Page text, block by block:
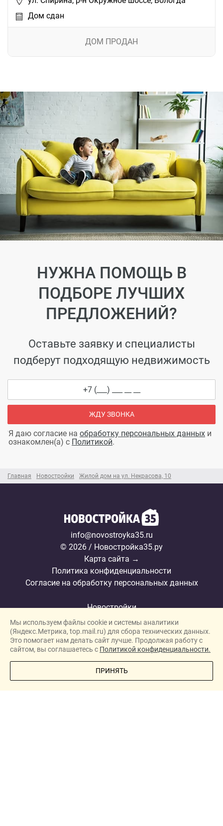
Главная Новостройки Жилой дом на ул. Некрасова, 10
Дом сдан
ДОМ ПРОДАН
НУЖНА ПОМОЩЬ В
ПОДБОРЕ ЛУЧШИХ
ПРЕДЛОЖЕНИЙ?
Оставьте заявку и специалисты
подберут подходящую недвижимость
ЖДУ ЗВОНКА
Я даю согласие на обработку персональных данных и
ознакомлен(а) с Политикой.
info@novostroyka35.ru
© 2026 / Новостройка35.ру
Карта сайта →
Политика конфиденциальности
Согласие на обработку персональных данных
Новостройки
Застройщики
Ипотека
Полезная информация
Видеообзоры ЖК
ПОЗВОНИТЕ МНЕ
Мы используем файлы cookie и системы аналитики
(Яндекс.Метрика, top.mail.ru) для сбора технических данных.
Это помогает нам делать сайт лучше. Продолжая работу с
сайтом, вы соглашаетесь с Политикой конфиденциальности.
ПРИНЯТЬ